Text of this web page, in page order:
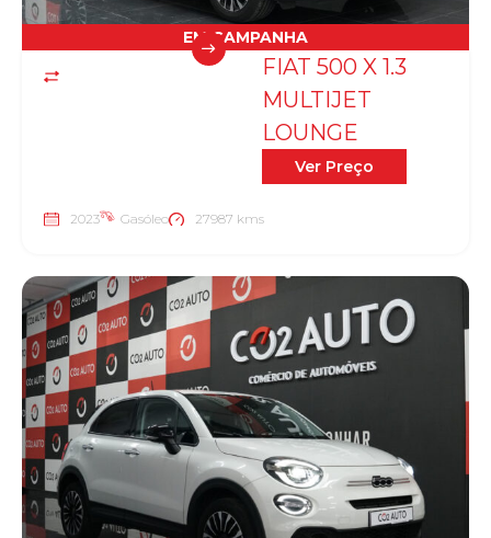
EM CAMPANHA
FIAT 500 X 1.3
MULTIJET
LOUNGE
Ver Preço
2023 Gasóleo 27987 kms